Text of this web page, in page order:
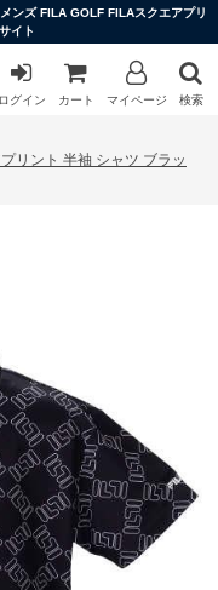
ンズ FILA GOLF FILAスクエアプリ
イト
ログイン カート マイページ 検索
リント 半袖 シャツ ブラッ